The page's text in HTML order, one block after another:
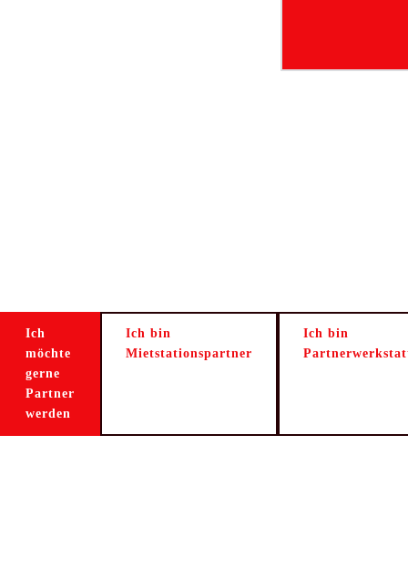
Ich
möchte
gerne
Partner
werden
Ich bin
Mietstationspartner
Ich bin